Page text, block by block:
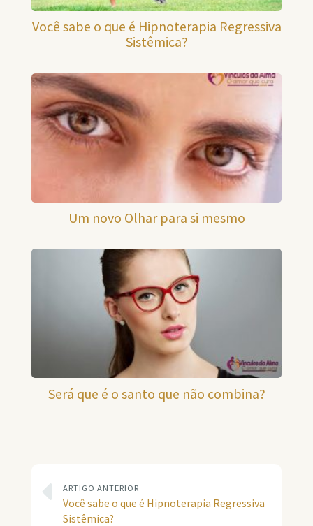
Você sabe o que é Hipnoterapia Regressiva
Sistêmica?
Um novo Olhar para si mesmo
Será que é o santo que não combina?
ARTIGO ANTERIOR
Você sabe o que é Hipnoterapia Regressiva
Sistêmica?